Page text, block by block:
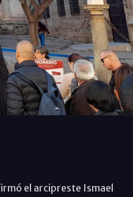
el arcipreste Ismael